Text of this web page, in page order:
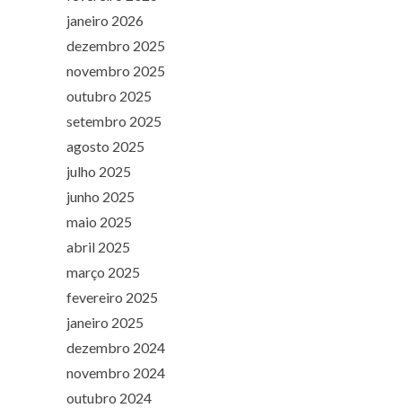
janeiro 2026
dezembro 2025
novembro 2025
outubro 2025
setembro 2025
agosto 2025
julho 2025
junho 2025
maio 2025
abril 2025
março 2025
fevereiro 2025
janeiro 2025
dezembro 2024
novembro 2024
outubro 2024